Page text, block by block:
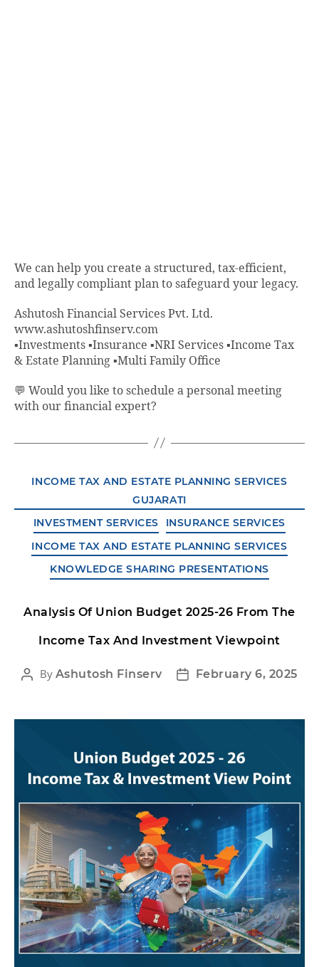
We can help you create a structured, tax-efficient,
and legally compliant plan to safeguard your legacy.
Ashutosh Financial Services Pvt. Ltd.
www.ashutoshfinserv.com
▪Investments ▪Insurance ▪NRI Services ▪Income Tax
& Estate Planning ▪Multi Family Office
💬 Would you like to schedule a personal meeting
with our financial expert?
INCOME TAX AND ESTATE PLANNING SERVICES
GUJARATI
INVESTMENT SERVICES
INSURANCE SERVICES
INCOME TAX AND ESTATE PLANNING SERVICES
KNOWLEDGE SHARING PRESENTATIONS
Analysis Of Union Budget 2025-26 From The
Income Tax And Investment Viewpoint
By Ashutosh Finserv February 6, 2025